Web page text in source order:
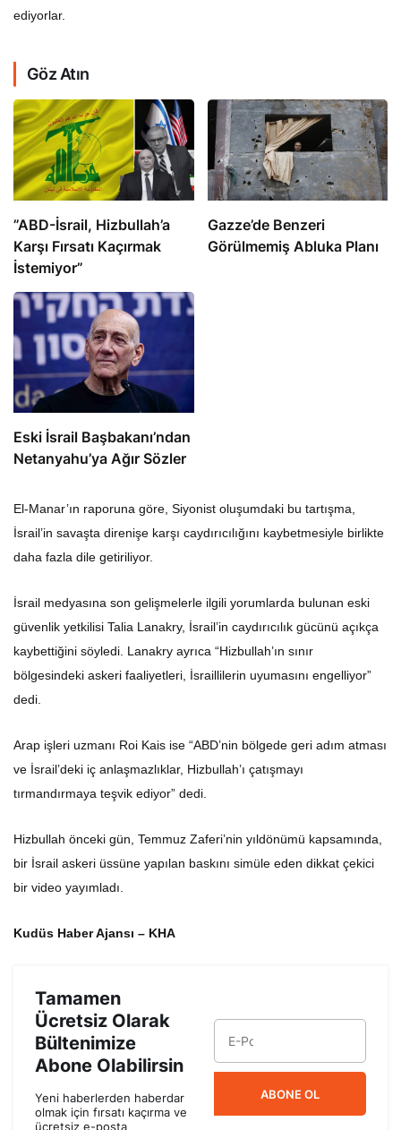
ediyorlar.
Göz Atın
​​​​​​​”ABD-İsrail, Hizbullah’a
Karşı Fırsatı Kaçırmak
İstemiyor”
​​​​​​​Gazze’de Benzeri
Görülmemiş Abluka Planı
Eski İsrail Başbakanı’ndan
Netanyahu’ya Ağır Sözler
El-Manar’ın raporuna göre, Siyonist oluşumdaki bu tartışma,
İsrail’in savaşta direnişe karşı caydırıcılığını kaybetmesiyle birlikte
daha fazla dile getiriliyor.
İsrail medyasına son gelişmelerle ilgili yorumlarda bulunan eski
güvenlik yetkilisi Talia Lanakry, İsrail’in caydırıcılık gücünü açıkça
kaybettiğini söyledi. Lanakry ayrıca “Hizbullah’ın sınır
bölgesindeki askeri faaliyetleri, İsraillilerin uyumasını engelliyor”
dedi.
Arap işleri uzmanı Roi Kais ise “ABD’nin bölgede geri adım atması
ve İsrail’deki iç anlaşmazlıklar, Hizbullah’ı çatışmayı
tırmandırmaya teşvik ediyor” dedi.
Hizbullah önceki gün, Temmuz Zaferi’nin yıldönümü kapsamında,
bir İsrail askeri üssüne yapılan baskını simüle eden dikkat çekici
bir video yayımladı.
Kudüs Haber Ajansı – KHA
Tamamen
Ücretsiz Olarak
Bültenimize
Abone Olabilirsin
Yeni haberlerden haberdar
olmak için fırsatı kaçırma ve
ücretsiz e-posta
ABONE OL